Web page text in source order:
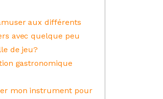
aux différents
avec quelque peu
de jeu?
gastronomique
mon instrument pour